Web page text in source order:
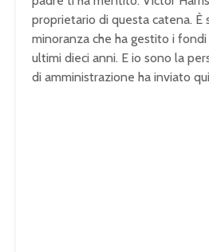
proprietario di questa catena. È
minoranza che ha gestito i
ultimi dieci anni. E io sono la
di amministrazione ha inviato